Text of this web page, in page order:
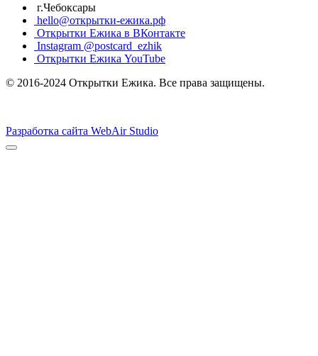
г.Чебоксары
hello@открытки-ежика.рф
Открытки Ежика в ВКонтакте
Instagram @postcard_ezhik
Открытки Ежика YouTube
© 2016-2024 Открытки Ежика. Все права защищены.
Разработка сайта WebAir Studio